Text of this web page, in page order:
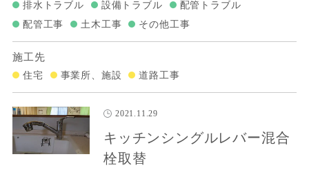
排水トラブル
設備トラブル
配管トラブル
配管工事
土木工事 その他工事
施工先
住宅 事業所、施設 道路工事
2021.11.29
キッチンシングルレバー混合
栓取替